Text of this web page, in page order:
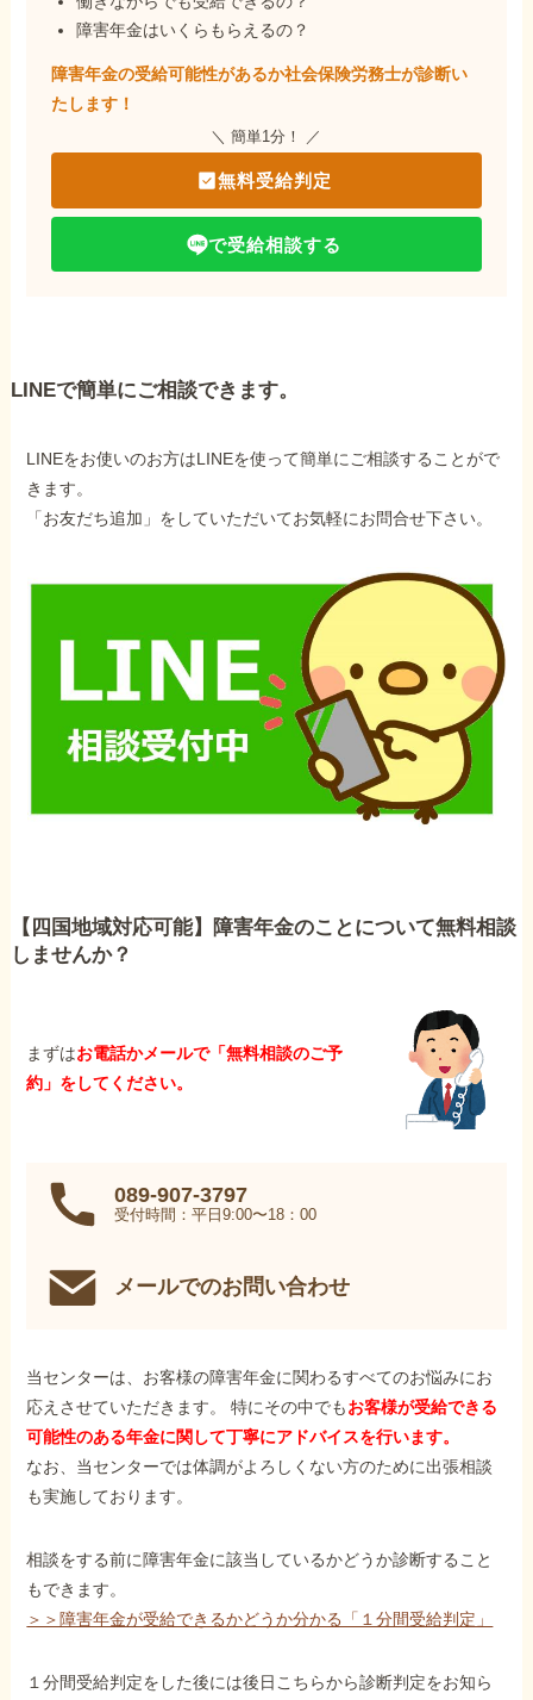
障害年金はいくらもらえるの？
障害年金の受給可能性があるか社会保険労務士が診断い
たします！
＼ 簡単1分！ ／
無料受給判定
で受給相談する
LINEで簡単にご相談できます。
LINEをお使いのお方はLINEを使って簡単にご相談することがで
きます。
「お友だち追加」をしていただいてお気軽にお問合せ下さい。
【四国地域対応可能】障害年金のことについて無料相談
しませんか？
まずはお電話かメールで「無料相談のご予
約」をしてください。
089-907-3797
受付時間：平日9:00〜18：00
メールでのお問い合わせ
当センターは、お客様の障害年金に関わるすべてのお悩みにお
応えさせていただきます。 特にその中でもお客様が受給できる
可能性のある年金に関して丁寧にアドバイスを行います。
なお、当センターでは体調がよろしくない方のために出張相談
も実施しております。
相談をする前に障害年金に該当しているかどうか診断すること
もできます。
＞＞障害年金が受給できるかどうか分かる「１分間受給判定」
１分間受給判定をした後には後日こちらから診断判定をお知ら